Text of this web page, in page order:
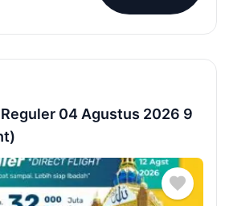
04 Agustus 2026 9